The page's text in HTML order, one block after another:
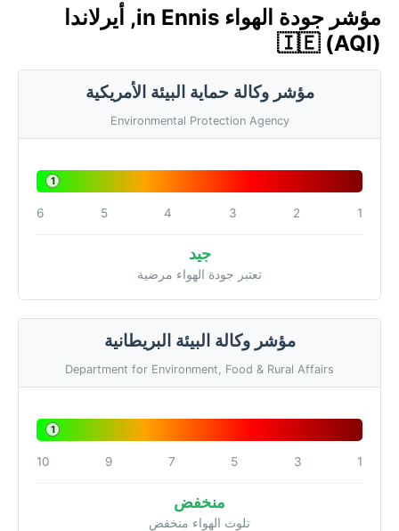
مؤشر جودة الهواء in Ennis, أيرلاندا
🇮🇪 (AQI)
مؤشر وكالة حماية البيئة الأمريكية
Environmental Protection Agency
1
1
2
3
4
5
6
جيد
تعتبر جودة الهواء مرضية
مؤشر وكالة البيئة البريطانية
Department for Environment, Food & Rural Affairs
1
1
3
5
7
9
10
منخفض
تلوث الهواء منخفض